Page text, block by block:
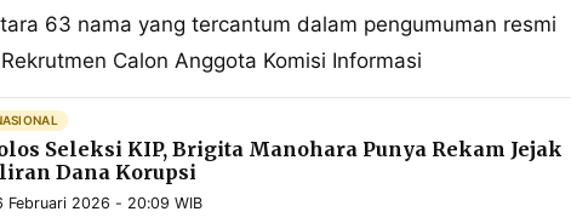
63 nama yang tercantum dalam pengumuman resmi
Calon Anggota Komisi Informasi
Seleksi KIP, Brigita Manohara Punya Rekam Jejak
Dana Korupsi
Februari 2026 - 20:09 WIB